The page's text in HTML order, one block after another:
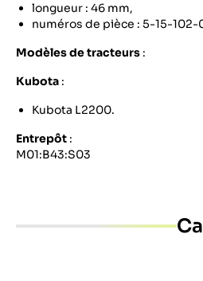
longueur : 46 mm,
numéros de pièce : 5-15-102-
Modèles de tracteurs :
Kubota :
Kubota L2200.
Entrepôt :
M01:B43:S03